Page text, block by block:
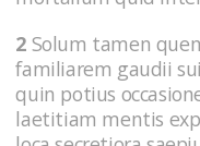
2 Solum tamen
familiarem gaudii
quin potius
laetitiam mentis